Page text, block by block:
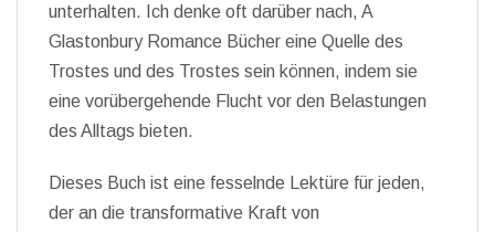
unterhalten. Ich denke oft darüber nach, A
Glastonbury Romance Bücher eine Quelle des
Trostes und des Trostes sein können, indem sie
eine vorübergehende Flucht vor den Belastungen
des Alltags bieten.
Dieses Buch ist eine fesselnde Lektüre für jeden,
der an die transformative Kraft von